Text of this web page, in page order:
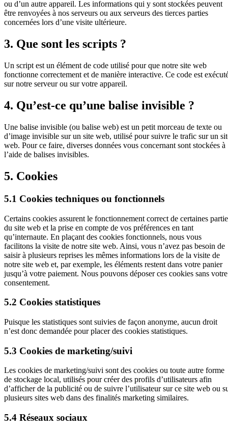
ou d’un autre appareil. Les informations qui y sont stockées peuvent
être renvoyées à nos serveurs ou aux serveurs des tierces parties
concernées lors d’une visite ultérieure.
3. Que sont les scripts ?
Un script est un élément de code utilisé pour que notre site web
fonctionne correctement et de manière interactive. Ce code est
sur notre serveur ou sur votre appareil.
4. Qu’est-ce qu’une balise invisible ?
Une balise invisible (ou balise web) est un petit morceau de texte ou
d’image invisible sur un site web, utilisé pour suivre le trafic sur un
web. Pour ce faire, diverses données vous concernant sont stockées à
l’aide de balises invisibles.
5. Cookies
5.1 Cookies techniques ou fonctionnels
Certains cookies assurent le fonctionnement correct de certaines
du site web et la prise en compte de vos préférences en tant
qu’internaute. En plaçant des cookies fonctionnels, nous vous
facilitons la visite de notre site web. Ainsi, vous n’avez pas besoin de
saisir à plusieurs reprises les mêmes informations lors de la visite de
notre site web et, par exemple, les éléments restent dans votre panier
jusqu’à votre paiement. Nous pouvons déposer ces cookies sans votre
consentement.
5.2 Cookies statistiques
Puisque les statistiques sont suivies de façon anonyme, aucun droit
n’est donc demandée pour placer des cookies statistiques.
5.3 Cookies de marketing/suivi
Les cookies de marketing/suivi sont des cookies ou toute autre forme
de stockage local, utilisés pour créer des profils d’utilisateurs afin
d’afficher de la publicité ou de suivre l’utilisateur sur ce site web ou
plusieurs sites web dans des finalités marketing similaires.
5.4 Réseaux sociaux